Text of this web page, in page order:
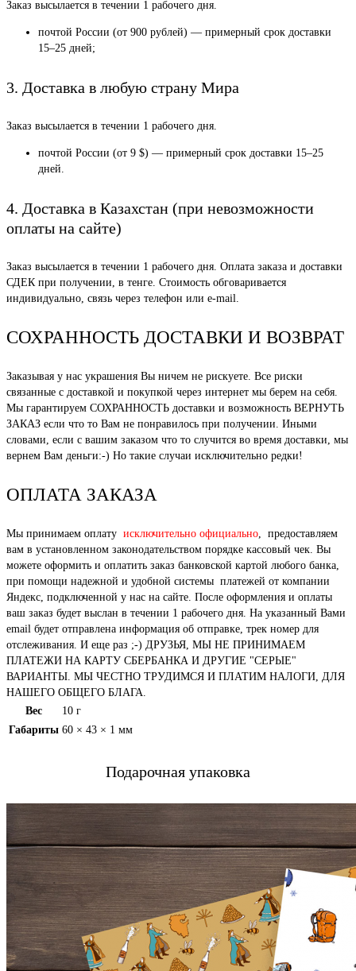
Заказ высылается в течении 1 рабочего дня.
почтой России (от 900 рублей) — примерный срок доставки
15–25 дней;
3. Доставка в любую страну Мира
Заказ высылается в течении 1 рабочего дня.
почтой России (от 9 $) — примерный срок доставки 15–25
дней.
4. Доставка в Казахстан (при невозможности
оплаты на сайте)
Заказ высылается в течении 1 рабочего дня. Оплата заказа и доставки
СДЕК при получении, в тенге. Стоимость обговаривается
индивидуально, связь через телефон или e-mail.
СОХРАННОСТЬ ДОСТАВКИ И ВОЗВРАТ
Заказывая у нас украшения Вы ничем не рискуете. Все риски
связанные с доставкой и покупкой через интернет мы берем на себя.
Мы гарантируем СОХРАННОСТЬ доставки и возможность ВЕРНУТЬ
ЗАКАЗ если что то Вам не понравилось при получении. Иными
словами, если с вашим заказом что то случится во время доставки, мы
вернем Вам деньги:-) Но такие случаи исключительно редки!
ОПЛАТА ЗАКАЗА
Мы принимаем оплату исключительно официально, предоставляем
вам в установленном законодательством порядке кассовый чек. Вы
можете оформить и оплатить заказ банковской картой любого банка,
при помощи надежной и удобной системы платежей от компании
Яндекс, подключенной у нас на сайте. После оформления и оплаты
ваш заказ будет выслан в течении 1 рабочего дня. На указанный Вами
email будет отправлена информация об отправке, трек номер для
отслеживания. И еще раз ;-) ДРУЗЬЯ, МЫ НЕ ПРИНИМАЕМ
ПЛАТЕЖИ НА КАРТУ СБЕРБАНКА И ДРУГИЕ "СЕРЫЕ"
ВАРИАНТЫ. МЫ ЧЕСТНО ТРУДИМСЯ И ПЛАТИМ НАЛОГИ, ДЛЯ
НАШЕГО ОБЩЕГО БЛАГА.
Вес
10 г
Габариты 60 × 43 × 1 мм
Подарочная упаковка